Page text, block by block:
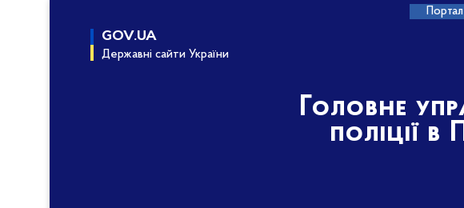
GOV.UA
Державні сайти України
Головне
поліції в